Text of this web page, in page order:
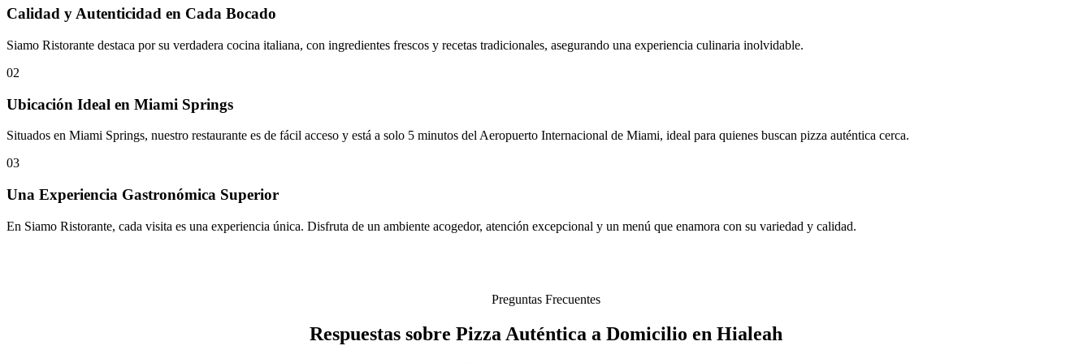
Calidad y Autenticidad en Cada Bocado
Siamo Ristorante destaca por su verdadera cocina italiana, con ingredientes frescos y recetas tradicionales, asegurando una experiencia culinaria inolvidable.
02
Ubicación Ideal en Miami Springs
Situados en Miami Springs, nuestro restaurante es de fácil acceso y está a solo 5 minutos del Aeropuerto Internacional de Miami, ideal para quienes buscan pizza auténtica cerca.
03
Una Experiencia Gastronómica Superior
En Siamo Ristorante, cada visita es una experiencia única. Disfruta de un ambiente acogedor, atención excepcional y un menú que enamora con su variedad y calidad.
Preguntas Frecuentes
Respuestas sobre Pizza Auténtica a Domicilio en Hialeah